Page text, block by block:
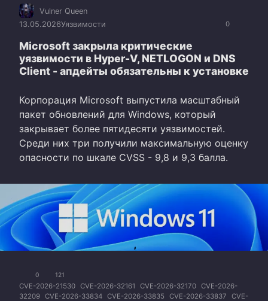
0
Vulner Queen
13.05.2026Уязвимости
Microsoft закрыла критические
уязвимости в Hyper-V, NETLOGON и DNS
Client - апдейты обязательны к установке
Корпорация Microsoft выпустила масштабный
пакет обновлений для Windows, который
закрывает более пятидесяти уязвимостей.
Среди них три получили максимальную оценку
опасности по шкале CVSS - 9,8 и 9,3 балла.
0 121
CVE-2026-21530 CVE-2026-32161 CVE-2026-32170 CVE-2026-
32209 CVE-2026-33834 CVE-2026-33835 CVE-2026-33837
CVE-